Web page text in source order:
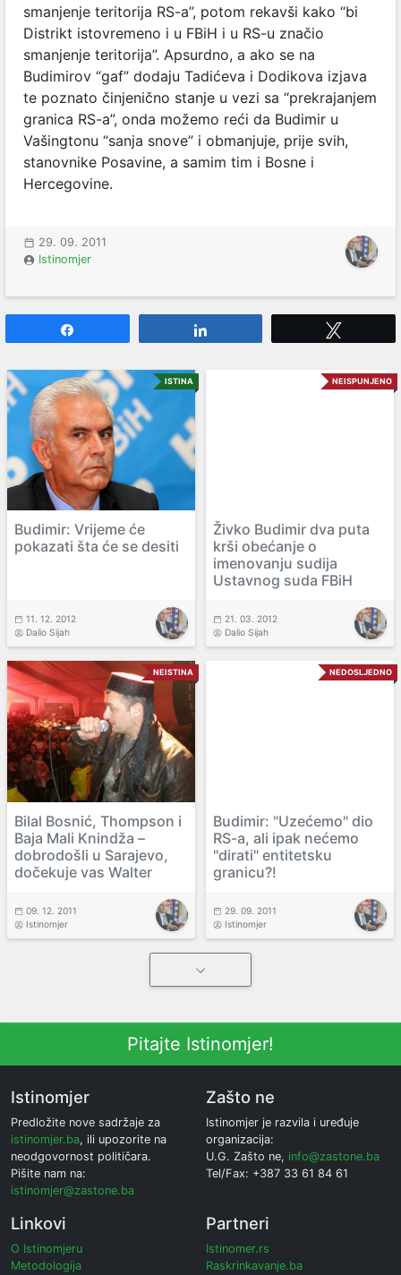
smanjenje teritorija RS-a”, potom rekavši kako “bi
Distrikt istovremeno i u FBiH i u RS-u značio
smanjenje teritorija”. Apsurdno, a ako se na
Budimirov “gaf” dodaju Tadićeva i Dodikova izjava
te poznato činjenično stanje u vezi sa “prekrajanjem
granica RS-a”, onda možemo reći da Budimir u
Vašingtonu “sanja snove” i obmanjuje, prije svih,
stanovnike Posavine, a samim tim i Bosne i
Hercegovine.
29. 09. 2011
Istinomjer
ISTINA
Budimir: Vrijeme će
pokazati šta će se desiti
11. 12. 2012
Dalio Sijah
NEISPUNJENO
Živko Budimir dva puta
krši obećanje o
imenovanju sudija
Ustavnog suda FBiH
21. 03. 2012
Dalio Sijah
NEISTINA
Bilal Bosnić, Thompson i
Baja Mali Knindža –
dobrodošli u Sarajevo,
dočekuje vas Walter
09. 12. 2011
Istinomjer
NEDOSLJEDNO
Budimir: "Uzećemo" dio
RS-a, ali ipak nećemo
"dirati" entitetsku
granicu?!
29. 09. 2011
Istinomjer
Pitajte Istinomjer!
Istinomjer
Predložite nove sadržaje za
istinomjer.ba, ili upozorite na
neodgovornost političara.
Pišite nam na:
istinomjer@zastone.ba
Zašto ne
Istinomjer je razvila i uređuje
organizacija:
U.G. Zašto ne, info@zastone.ba
Tel/Fax: +387 33 61 84 61
Linkovi
O Istinomjeru
Metodologija
Partneri
Istinomer.rs
Raskrinkavanje.ba